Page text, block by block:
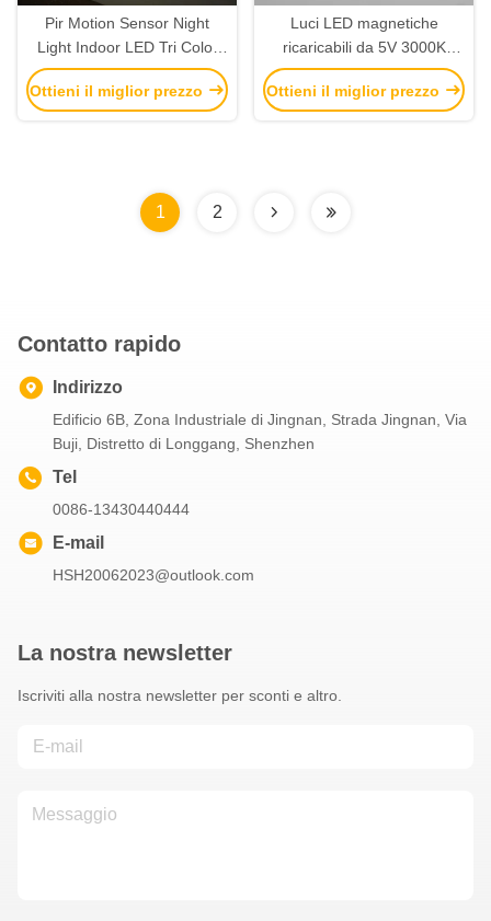
Pir Motion Sensor Night
Light Indoor LED Tri Color
Dimming Motion Sensor
Cabinet Light
Ottieni il miglior prezzo
Luci LED magnetiche
ricaricabili da 5V 3000K
6000K con sensore di
movimento per armadietto
Ottieni il miglior prezzo
1 2
Contatto rapido
Indirizzo
Edificio 6B, Zona Industriale di Jingnan, Strada Jingnan, Via
Buji, Distretto di Longgang, Shenzhen
Tel
0086-13430440444
E-mail
HSH20062023@outlook.com
La nostra newsletter
Iscriviti alla nostra newsletter per sconti e altro.